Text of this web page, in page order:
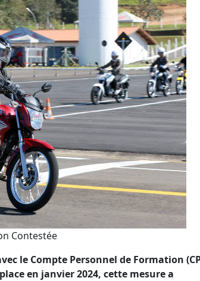
Contestée
le Compte Personnel de Formation
en janvier 2024, cette mesure a